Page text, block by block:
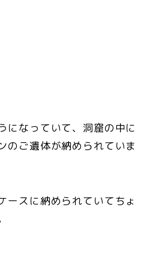
になっていて、洞窟の中に
のご遺体が納められていま
ースに納められていてちょ